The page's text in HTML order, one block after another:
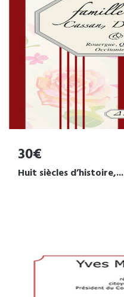
30€
Huit siècles d’histoire,...